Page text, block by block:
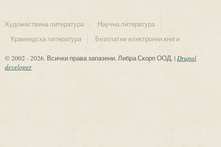
Художествена литература
Научна литература
Краеведска литература
Безплатни електронни книги
© 2002 - 2026. Всички права запазени. Либра Скорп ООД. | Drupal
developer